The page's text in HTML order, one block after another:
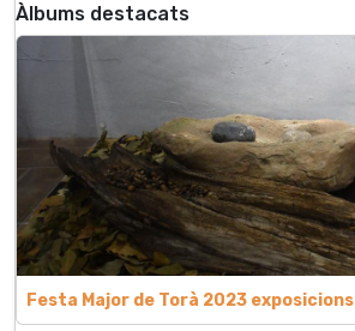
Àlbums destacats
Festa Major de Torà 2023 exposicions